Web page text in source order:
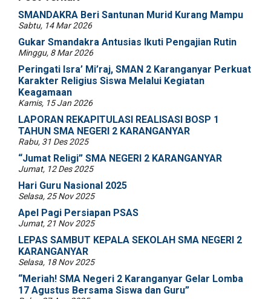
SMANDAKRA Beri Santunan Murid Kurang Mampu
Sabtu, 14 Mar 2026
Gukar Smandakra Antusias Ikuti Pengajian Rutin
Minggu, 8 Mar 2026
Peringati Isra’ Mi’raj, SMAN 2 Karanganyar Perkuat
Karakter Religius Siswa Melalui Kegiatan
Keagamaan
Kamis, 15 Jan 2026
LAPORAN REKAPITULASI REALISASI BOSP 1
TAHUN SMA NEGERI 2 KARANGANYAR
Rabu, 31 Des 2025
“Jumat Religi” SMA NEGERI 2 KARANGANYAR
Jumat, 12 Des 2025
Hari Guru Nasional 2025
Selasa, 25 Nov 2025
Apel Pagi Persiapan PSAS
Jumat, 21 Nov 2025
LEPAS SAMBUT KEPALA SEKOLAH SMA NEGERI 2
KARANGANYAR
Selasa, 18 Nov 2025
“Meriah! SMA Negeri 2 Karanganyar Gelar Lomba
17 Agustus Bersama Siswa dan Guru”